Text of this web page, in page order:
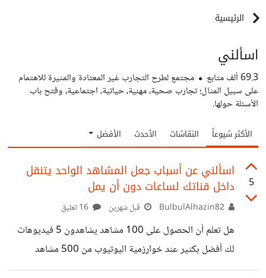
الرئيسية
اسألني
69.3 ألف متابع
مجتمع لطرح التجارب غير المعتادة والمثيرة للاهتمام
على سبيل المثال؛ تجارب صحية، مهنية، حياتية، اجتماعية، وفتح باب
الأسئلة حولها.
الأكثر شيوعاً النقاشات الأحدث الأفضل
5
اسألني عن أسباب جعل المشاهد الواحد يتنقل
داخل قناتك لساعات دون أن يمل
قبل شهرين
هل تعلم أن الحصول على 100 مشاهد يشاهدون 5 فيديوهات
لك أفضل بكثير عند خوارزمية اليوتيوب من 500 مشاهد
يشاهدون فيديو واحد ويغادرون اليوم سأعلمك كيف تجعل